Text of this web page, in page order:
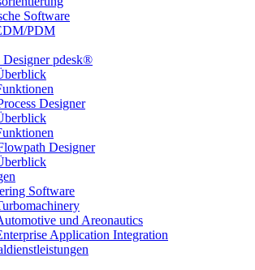
Software
PDM
pdesk®
Designer
Designer
Software
und Areonautics
Application Integration